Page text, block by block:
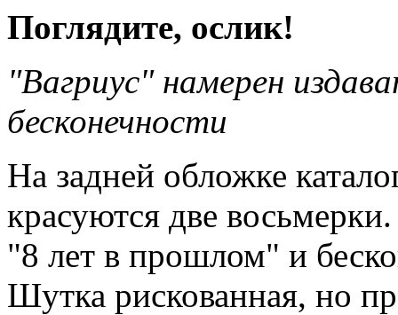
Поглядите, ослик!
"Вагриус" намерен
бесконечности
На задней обложке
красуются две
"8 лет в прошлом" и
Шутка рискованная, но